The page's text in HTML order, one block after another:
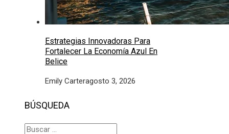
Estrategias Innovadoras Para
Fortalecer La Economía Azul En
Belice
Emily Carteragosto 3, 2026
BÚSQUEDA
Buscar: